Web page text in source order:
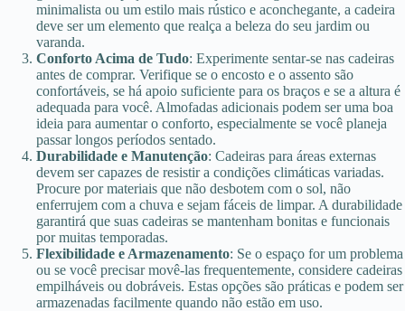
minimalista ou um estilo mais rústico e aconchegante, a cadeira
deve ser um elemento que realça a beleza do seu jardim ou
varanda.
Conforto Acima de Tudo: Experimente sentar-se nas cadeiras
antes de comprar. Verifique se o encosto e o assento são
confortáveis, se há apoio suficiente para os braços e se a altura é
adequada para você. Almofadas adicionais podem ser uma boa
ideia para aumentar o conforto, especialmente se você planeja
passar longos períodos sentado.
Durabilidade e Manutenção: Cadeiras para áreas externas
devem ser capazes de resistir a condições climáticas variadas.
Procure por materiais que não desbotem com o sol, não
enferrujem com a chuva e sejam fáceis de limpar. A durabilidade
garantirá que suas cadeiras se mantenham bonitas e funcionais
por muitas temporadas.
Flexibilidade e Armazenamento: Se o espaço for um problema
ou se você precisar movê-las frequentemente, considere cadeiras
empilháveis ou dobráveis. Estas opções são práticas e podem ser
armazenadas facilmente quando não estão em uso.